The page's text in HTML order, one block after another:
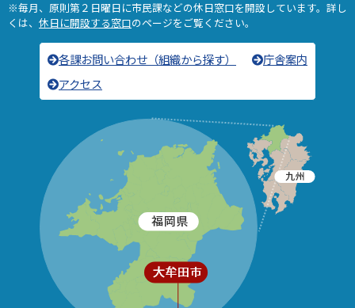
※毎月、原則第２日曜日に市民課などの休日窓口を開設しています。詳し
くは、 休日に開設する窓口のページをご覧ください。
各課お問い合わせ（組織から探す）
庁舎案内
アクセス